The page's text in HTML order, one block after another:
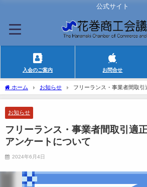
公式サイト
入会のご案内 お問合せ
ホーム お知らせ
フリーランス・事業者間取引
トについて
お知らせ
フリーランス・事業者間取引適
アンケートについて
2024年6月4日